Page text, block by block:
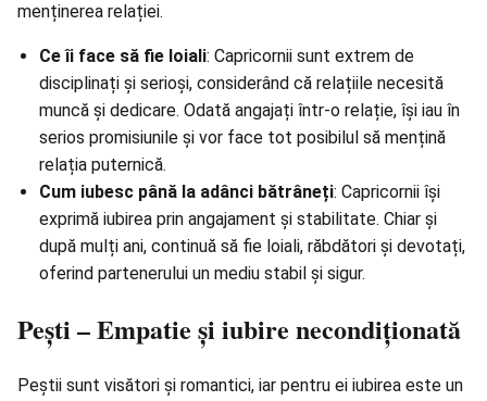
menținerea relației.
Ce îi face să fie loiali: Capricornii sunt extrem de
disciplinați și serioși, considerând că relațiile necesită
muncă și dedicare. Odată angajați într-o relație, își iau în
serios promisiunile și vor face tot posibilul să mențină
relația puternică.
Cum iubesc până la adânci bătrâneți: Capricornii își
exprimă iubirea prin angajament și stabilitate. Chiar și
după mulți ani, continuă să fie loiali, răbdători și devotați,
oferind partenerului un mediu stabil și sigur.
Pești – Empatie și iubire necondiționată
Peștii sunt visători și romantici, iar pentru ei iubirea este un